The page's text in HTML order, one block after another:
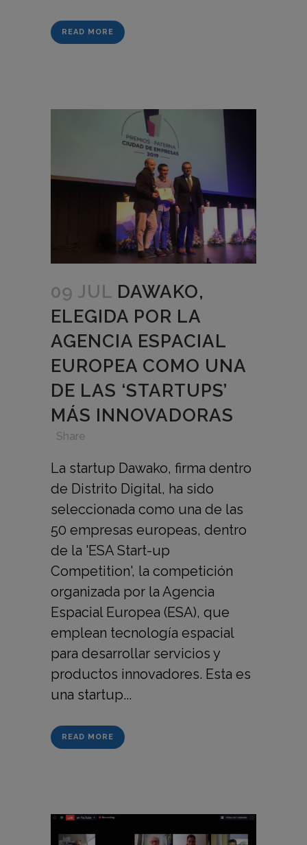
READ MORE
09 JUL DAWAKO,
ELEGIDA POR LA
AGENCIA ESPACIAL
EUROPEA COMO UNA
DE LAS ‘STARTUPS’
MÁS INNOVADORAS
Share
La startup Dawako, firma dentro
de Distrito Digital, ha sido
seleccionada como una de las
50 empresas europeas, dentro
de la 'ESA Start-up
Competition', la competición
organizada por la Agencia
Espacial Europea (ESA), que
emplean tecnología espacial
para desarrollar servicios y
productos innovadores. Esta es
una startup...
READ MORE